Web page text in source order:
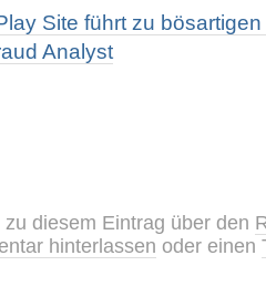
Site führt zu
Analyst
diesem Eintrag über den
hinterlassen oder einen